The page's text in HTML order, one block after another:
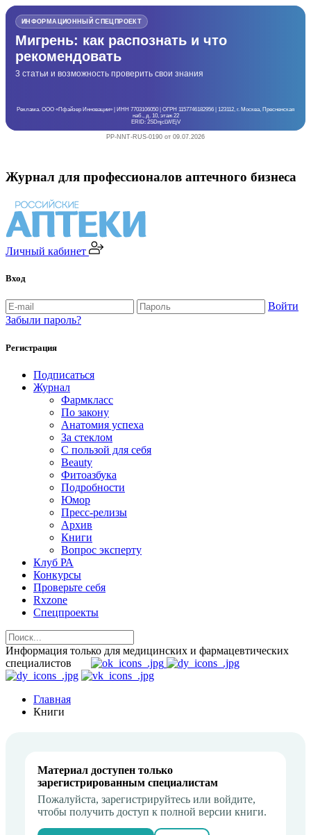
ИНФОРМАЦИОННЫЙ СПЕЦПРОЕКТ
Мигрень: как распознать и что
рекомендовать
3 статьи и возможность проверить свои знания
Реклама. ООО «Пфайзер Инновации» | ИНН 7703106050 | ОГРН 1157746182956 | 123112, г. Москва, Пресненская
наб., д. 10, этаж 22
ERID: 2SDnjcLWEjV
PP-NNT-RUS-0190 от 09.07.2026
Журнал для профессионалов аптечного бизнеса
Личный кабинет
Вход
Войти
Забыли пароль?
Регистрация
Подписаться
Журнал
Фармкласс
По закону
Анатомия успеха
За стеклом
С пользой для себя
Beauty
Фитоазбука
Подробности
Юмор
Пресс-релизы
Архив
Книги
Вопрос эксперту
Клуб РА
Конкурсы
Проверьте себя
Rxzone
Спецпроекты
Информация только для медицинских и фармацевтических
специалистов
Главная
Книги
Материал доступен только
зарегистрированным специалистам
Пожалуйста, зарегистрируйтесь или войдите,
чтобы получить доступ к полной версии книги.